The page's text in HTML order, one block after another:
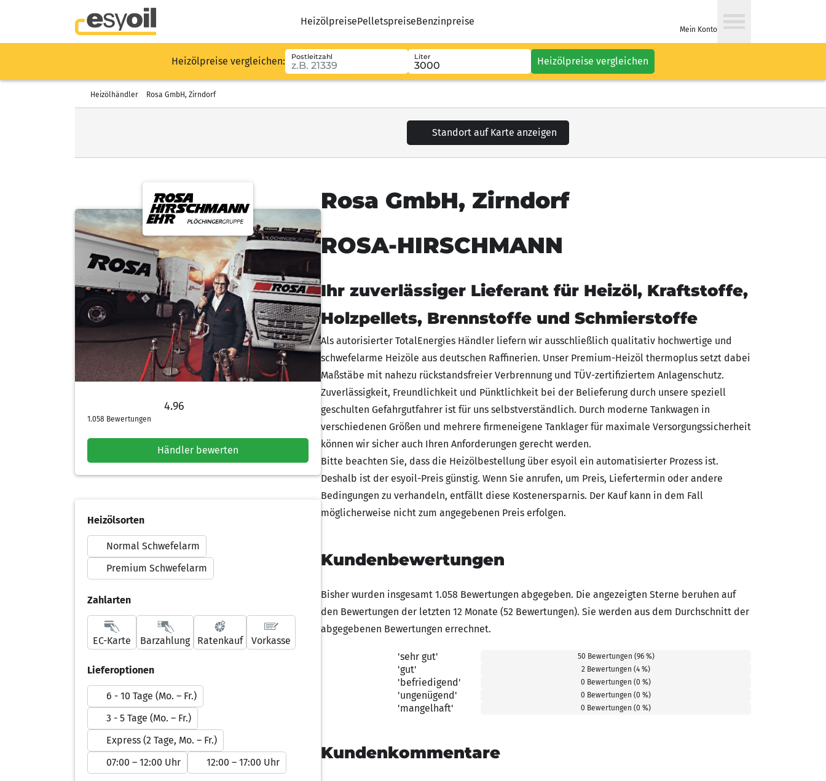
HeizölpreisePelletspreiseBenzinpreise
Mein Konto
Heizölpreise vergleichen: Postleitzahl Liter Heizölpreise vergleichen
Heizölhändler Rosa GmbH, Zirndorf
Standort auf Karte anzeigen
4.96
4.96 von 5 Sternen
1.058 Bewertungen
Händler bewerten
Heizölsorten
Normal Schwefelarm
Premium Schwefelarm
Zahlarten
EC-Karte Barzahlung Ratenkauf Vorkasse
Lieferoptionen
6 - 10 Tage (Mo. – Fr.)
3 - 5 Tage (Mo. – Fr.)
Express (2 Tage, Mo. – Fr.)
07:00 – 12:00 Uhr
12:00 – 17:00 Uhr
Rosa GmbH, Zirndorf
ROSA-HIRSCHMANN
Ihr zuverlässiger Lieferant für Heizöl, Kraftstoffe,
Holzpellets, Brennstoffe und Schmierstoffe
Als autorisierter TotalEnergies Händler liefern wir ausschließlich qualitativ hochwertige und
schwefelarme Heizöle aus deutschen Raffinerien. Unser Premium-Heizöl thermoplus setzt dabei
Maßstäbe mit nahezu rückstandsfreier Verbrennung und TÜV-zertifiziertem Anlagenschutz.
Zuverlässigkeit, Freundlichkeit und Pünktlichkeit bei der Belieferung durch unsere speziell
geschulten Gefahrgutfahrer ist für uns selbstverständlich. Durch moderne Tankwagen in
verschiedenen Größen und mehrere firmeneigene Tanklager für maximale Versorgungssicherheit
können wir sicher auch Ihren Anforderungen gerecht werden.
Bitte beachten Sie, dass die Heizölbestellung über esyoil ein automatisierter Prozess ist.
Deshalb ist der esyoil-Preis günstig. Wenn Sie anrufen, um Preis, Liefertermin oder andere
Bedingungen zu verhandeln, entfällt diese Kostenersparnis. Der Kauf kann in dem Fall
möglicherweise nicht zum angegebenen Preis erfolgen.
Kundenbewertungen
Bisher wurden insgesamt 1.058 Bewertungen abgegeben. Die angezeigten Sterne beruhen auf
den Bewertungen der letzten 12 Monate (52 Bewertungen). Sie werden aus dem Durchschnitt der
abgegebenen Bewertungen errechnet.
5.00 von 5 Sternen'sehr gut' 50 Bewertungen (96 %)
4.00 von 5 Sternen'gut' 2 Bewertungen (4 %)
3.00 von 5 Sternen'befriedigend' 0 Bewertungen (0 %)
2.00 von 5 Sternen'ungenügend' 0 Bewertungen (0 %)
1.00 von 5 Sternen'mangelhaft' 0 Bewertungen (0 %)
Kundenkommentare